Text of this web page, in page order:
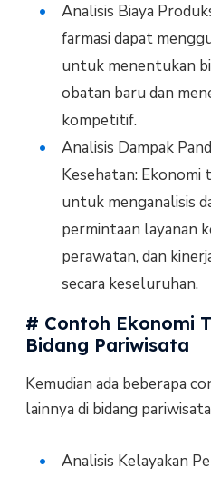
Analisis Biaya
farmasi dapat
untuk menentukan
obatan baru dan
kompetitif.
Analisis Dampak
Kesehatan: Ekonomi
untuk menganalisis
permintaan layanan
perawatan, dan
secara keseluruhan.
# Contoh Ekonomi
Bidang Pariwisata
Kemudian ada beberapa
lainnya di bidang
Analisis Kelayakan